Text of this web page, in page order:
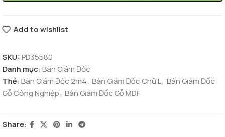
Add to wishlist
SKU:PD35580
Danh mục:Bàn Giám Đốc
Thẻ:Bàn Giám Đốc 2m4, Bàn Giám Đốc Chữ L, Bàn Giám Đốc
Gỗ Công Nghiệp, Bàn Giám Đốc Gỗ MDF
Share: